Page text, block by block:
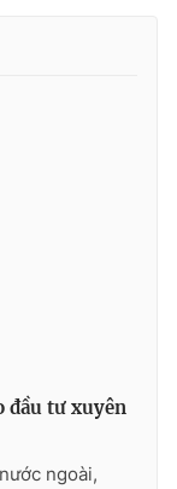
đầu tư xuyên
ngoài,